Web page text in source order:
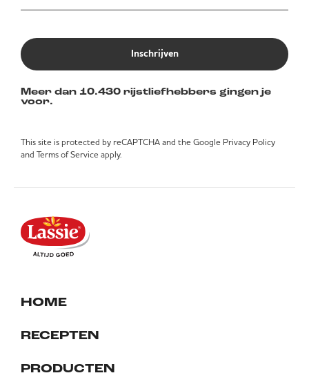
Inschrijven
Meer dan 10.430 rijstliefhebbers gingen je
voor.
This site is protected by reCAPTCHA and the Google Privacy Policy
and Terms of Service apply.
HOME
RECEPTEN
PRODUCTEN